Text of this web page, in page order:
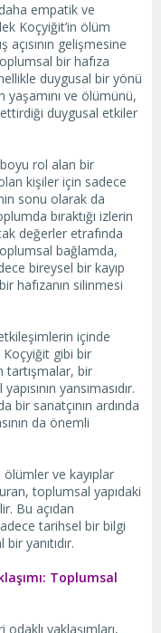
empatik ve
Koçyiğit’in ölüm
açısının gelişmesine
bir hafıza
duygusal bir yönü
yaşamını ve ölümünü,
duygusal etkiler
rol alan bir
kişiler için sadece
sonu olarak da
bıraktığı izlerin
değerler etrafında
bağlamda,
bireysel bir kayıp
hafızanın silinmesi
içinde
Koçyiğit gibi bir
tartışmalar, bir
yansımasıdır.
bir sanatçının ardında
da önemli
ölümler ve kayıplar
toplumsal yapıdaki
Bu açıdan
tarihsel bir bilgi
yanıtıdır.
Toplumsal
yaklaşımları,